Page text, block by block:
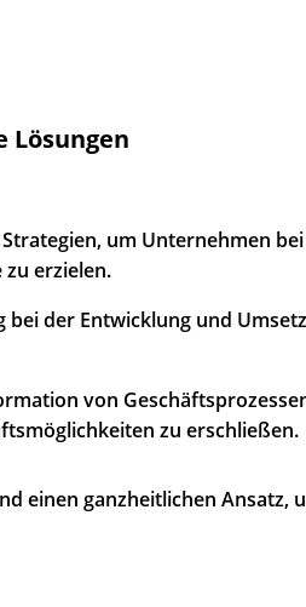
Lösungen
um Unternehmen
erzielen.
der Entwicklung und
von
zu erschließen.
einen ganzheitlichen